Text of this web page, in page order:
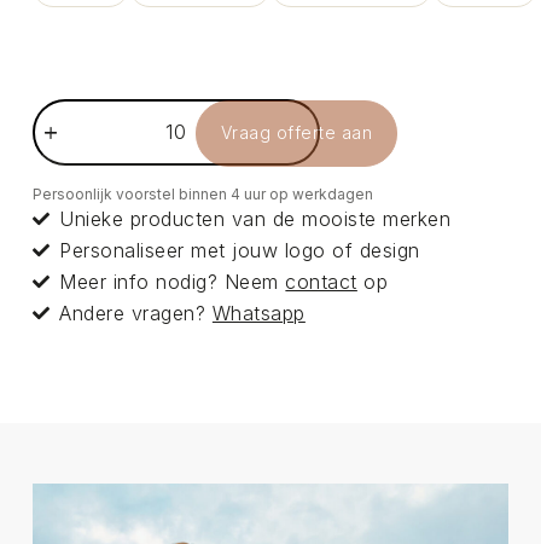
Vraag offerte aan
Persoonlijk voorstel binnen 4 uur op werkdagen
Unieke producten van de mooiste merken
Personaliseer met jouw logo of design
Meer info nodig? Neemcontact op
Andere vragen? Whatsapp